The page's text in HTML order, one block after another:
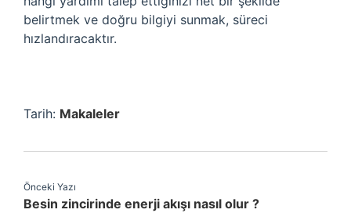
belirtmek ve doğru bilgiyi sunmak, süreci
hızlandıracaktır.
Tarih: Makaleler
Önceki Yazı
Besin zincirinde enerji akışı nasıl olur ?